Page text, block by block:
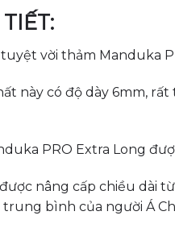
vời thảm Manduka
này có độ dày 6mm,
PRO Extra Long
nâng cấp chiều dài
bình của người Á